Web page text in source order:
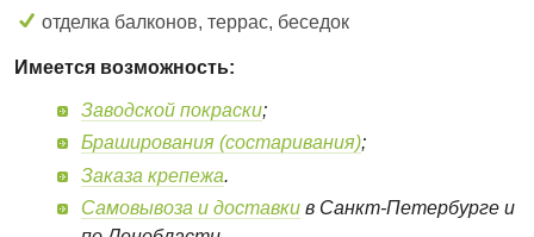
отделка балконов, террас, беседок
Имеется возможность:
Заводской покраски;
Браширования (состаривания);
Заказа крепежа.
Самовывоза и доставки в Санкт-Петербурге и